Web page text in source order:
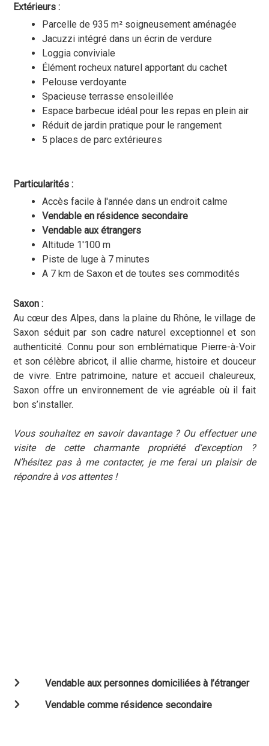
Extérieurs :
Parcelle de 935 m² soigneusement aménagée
Jacuzzi intégré dans un écrin de verdure
Loggia conviviale
Élément rocheux naturel apportant du cachet
Pelouse verdoyante
Spacieuse terrasse ensoleillée
Espace barbecue idéal pour les repas en plein air
Réduit de jardin pratique pour le rangement
5 places de parc extérieures
Particularités :
Accès facile à l'année dans un endroit calme
Vendable en résidence secondaire
Vendable aux étrangers
Altitude 1'100 m
Piste de luge à 7 minutes
A 7 km de Saxon et de toutes ses commodités
Saxon :
Au cœur des Alpes, dans la plaine du Rhône, le village de
Saxon séduit par son cadre naturel exceptionnel et son
authenticité. Connu pour son emblématique Pierre-à-Voir
et son célèbre abricot, il allie charme, histoire et douceur
de vivre. Entre patrimoine, nature et accueil chaleureux,
Saxon offre un environnement de vie agréable où il fait
bon s’installer.
Vous souhaitez en savoir davantage ? Ou effectuer une
visite de cette charmante propriété d'exception ?
N’hésitez pas à me contacter, je me ferai un plaisir de
répondre à vos attentes !
Vendable aux personnes domiciliées à l’étranger
Vendable comme résidence secondaire